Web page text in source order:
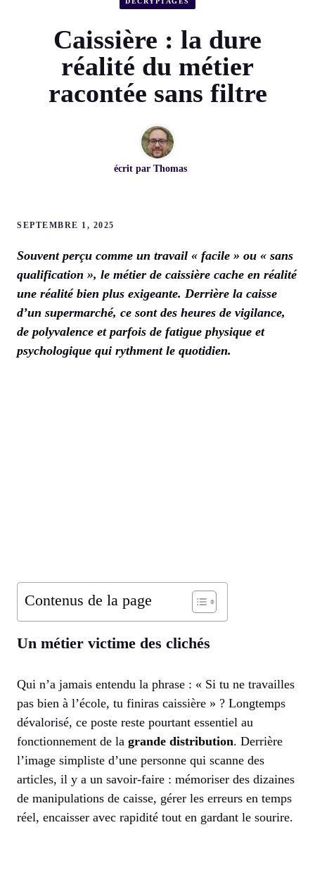
Caissière : la dure
réalité du métier
racontée sans filtre
écrit par Thomas
SEPTEMBRE 1, 2025
Souvent perçu comme un travail « facile » ou « sans
qualification », le métier de caissière cache en réalité
une réalité bien plus exigeante. Derrière la caisse
d’un supermarché, ce sont des heures de vigilance,
de polyvalence et parfois de fatigue physique et
psychologique qui rythment le quotidien.
Contenus de la page
Un métier victime des clichés
Qui n’a jamais entendu la phrase : « Si tu ne travailles
pas bien à l’école, tu finiras caissière » ? Longtemps
dévalorisé, ce poste reste pourtant essentiel au
fonctionnement de la grande distribution. Derrière
l’image simpliste d’une personne qui scanne des
articles, il y a un savoir-faire : mémoriser des dizaines
de manipulations de caisse, gérer les erreurs en temps
réel, encaisser avec rapidité tout en gardant le sourire.